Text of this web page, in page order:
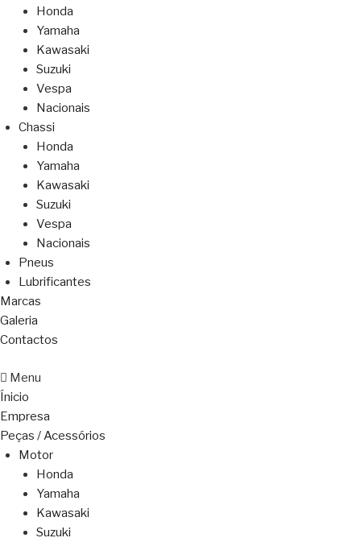
Honda
Yamaha
Kawasaki
Suzuki
Vespa
Nacionais
Chassi
Honda
Yamaha
Kawasaki
Suzuki
Vespa
Nacionais
Pneus
Lubrificantes
Marcas
Galeria
Contactos
Menu
Ínicio
Empresa
Peças / Acessórios
Motor
Honda
Yamaha
Kawasaki
Suzuki